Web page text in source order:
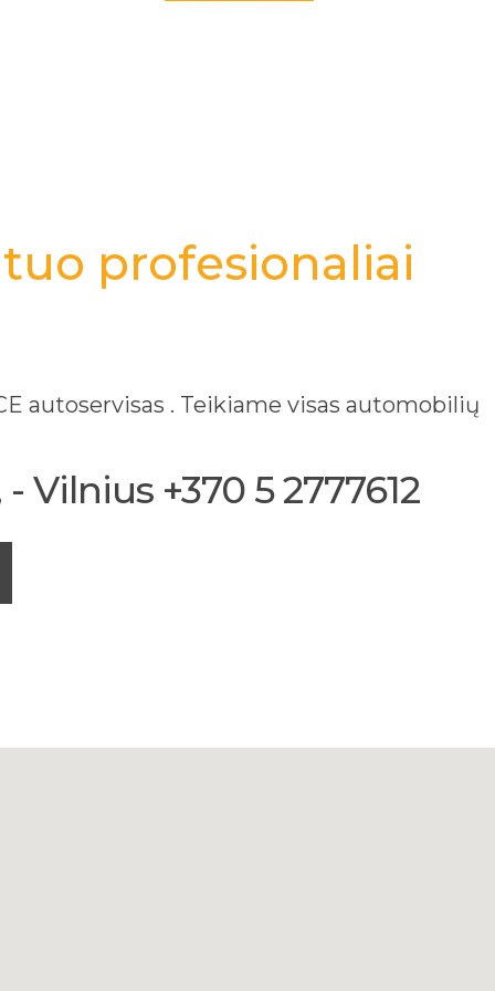
tuo profesionaliai
autoservisas . Teikiame visas automobilių
Vilnius +370 5 2777612